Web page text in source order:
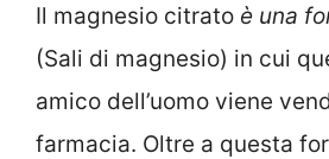
Il magnesio citrato è una
(Sali di magnesio) in cui
amico dell’uomo viene
farmacia. Oltre a questa